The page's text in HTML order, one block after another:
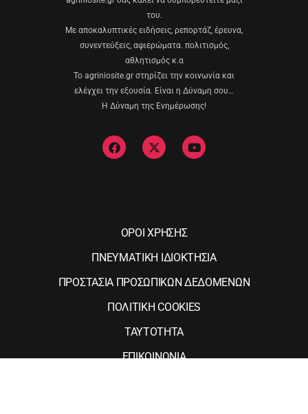
του.
Με αποκαλυπτικές ειδήσεις, ρεπορτάζ, έρευνα,
συνεντεύξεις, αφιερώματα. πολιτισμός,
αθλητισμός κ.α
Το agriniosite.gr στηρίζει την κοινωνία και
ελέγχει την εξουσία. Είναι η Δύναμη σου…
Η Δύναμη της Ενημέρωσης!
ΟΡΟΙ ΧΡΗΣΗΣ
ΠΝΕΥΜΑΤΙΚΗ ΙΔΙΟΚΤΗΣΙΑ
ΠΡΟΣΤΑΣΙΑ ΠΡΟΣΩΠΙΚΩΝ ΔΕΔΟΜΕΝΩΝ
ΠΟΛΙΤΙΚΗ COOKIES
ΤΑΥΤΟΤΗΤΑ
ΕΠΙΚΟΙΝΩΝΙΑ